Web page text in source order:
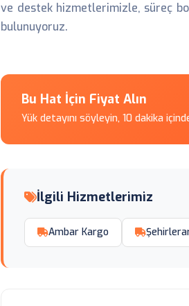
ve destek hizmetlerimizle, süreç
bulunuyoruz.
Bu Hat İçin Fiyat Alın
Yük detayını söyleyin, 10 dakika
İlgili Hizmetlerimiz
Ambar Kargo